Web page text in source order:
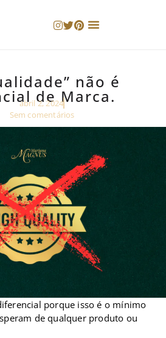
não é
de Marca.
abril 2, 2024
Sem comentários
porque isso é o mínimo
de qualquer produto ou